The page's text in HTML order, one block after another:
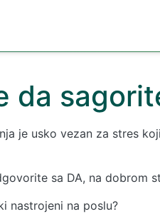
da
je usko vezan za stres
sa DA, na dobrom
nastrojeni na poslu?